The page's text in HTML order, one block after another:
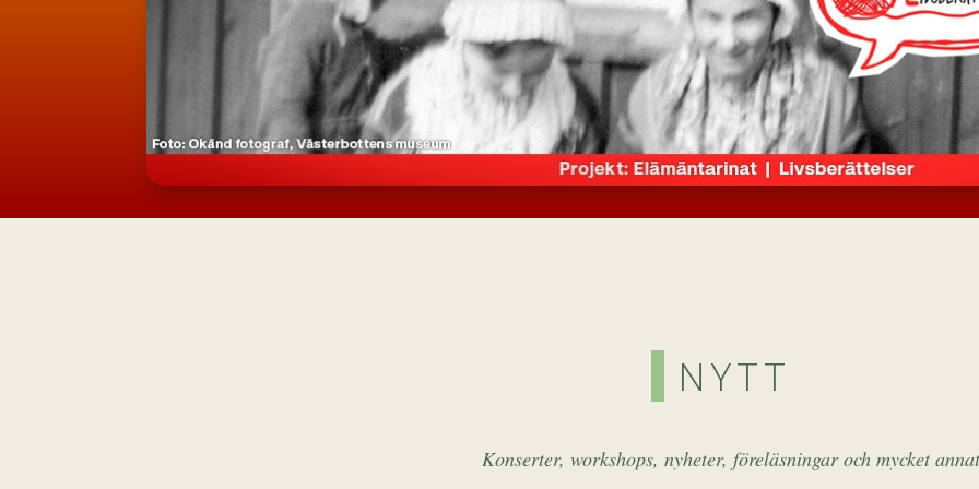
NYTT
Konserter, workshops, nyheter, föreläsningar och mycket